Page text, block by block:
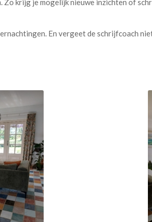
krijg je mogelijk nieuwe inzichten of
En vergeet de schrijfcoach